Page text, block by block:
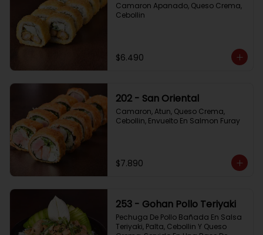
Camaron Apanado, Queso Crema,
Cebollin
$6.490
202 - San Oriental
Camaron, Atun, Queso Crema,
Cebollin, Envuelto En Salmon Furay
$7.890
253 - Gohan Pollo Teriyaki
Pechuga De Pollo Bañada En Salsa
Teriyaki, Palta, Cebollin Y Queso